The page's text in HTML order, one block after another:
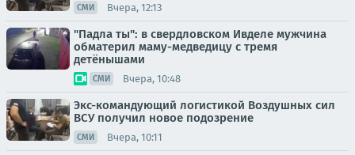
СМИ Вчера, 12:13
"Падла ты": в свердловском Ивделе мужчина
обматерил маму-медведицу с тремя
детёнышами
СМИ Вчера, 10:48
Экс-командующий логистикой Воздушных сил
ВСУ получил новое подозрение
СМИ Вчера, 10:11